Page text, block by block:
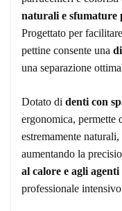
naturali e sfumature
Progettato per
pettine consente una
una separazione
Dotato di denti con
ergonomica, permette
estremamente
aumentando la
al calore e agli
professionale